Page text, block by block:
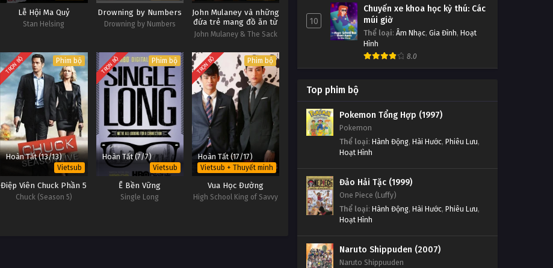
Lễ Hội Ma Quỷ
Stan Helsing
Drowning by Numbers
Drowning by Numbers
John Mulaney và những
đứa trẻ mang đồ ăn từ
nhà
John Mulaney & The Sack
TRỌN BỘ Phim bộ
Hoàn Tất (13/13)
Vietsub
Điệp Viên Chuck Phần 5
Chuck (Season 5)
TRỌN BỘ Phim bộ
Hoàn Tất (7/7)
Vietsub
Ế Bền Vững
Single Long
TRỌN BỘ Phim bộ
Hoàn Tất (17/17)
Vietsub + Thuyết minh
Vua Học Đường
High School King of Savvy
10
Chuyến xe khoa học kỳ thú: Các
múi giờ
Thể loại: Âm Nhạc, Gia Đình, Hoạt
Hình
8.0
Top phim bộ
Pokemon Tổng Hợp (1997)
Pokemon
Thể loại: Hành Động, Hài Hước, Phiêu Lưu,
Hoạt Hình
Đảo Hải Tặc (1999)
One Piece (Luffy)
Thể loại: Hành Động, Hài Hước, Phiêu Lưu,
Hoạt Hình
Naruto Shippuden (2007)
Naruto Shippuuden